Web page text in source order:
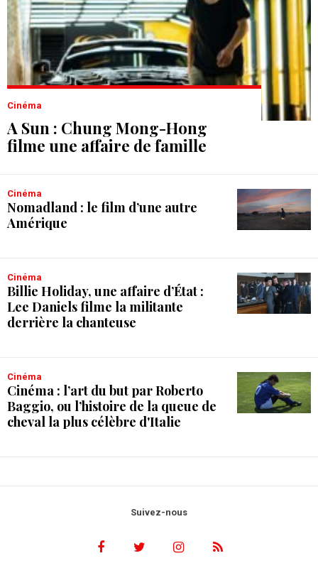
Cinéma
A Sun : Chung Mong-Hong
filme une affaire de famille
Cinéma
Nomadland : le film d’une autre
Amérique
Cinéma
Billie Holiday, une affaire d’État :
Lee Daniels filme la militante
derrière la chanteuse
Cinéma
Cinéma : l’art du but par Roberto
Baggio, ou l’histoire de la queue de
cheval la plus célèbre d'Italie
Suivez-nous